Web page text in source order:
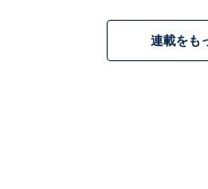
連載をも